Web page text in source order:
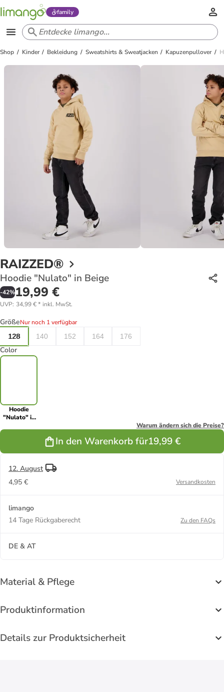
family
Shop Kinder Bekleidung Sweatshirts & Sweatjacken Kapuzenpullover
RAIZZED®
Hoodie "Nulato" in Beige
-42%19,99 €
UVP: 34,99 €* inkl. MwSt.
GrößeNur noch 1 verfügbar
128
140 152 164 176
Color
Hoodie
"Nulato" in
Warum ändern sich die Preise?
In den Warenkorb für19,99 €
12. August
4,95 €
Versandkosten
limango
14 Tage Rückgaberecht
Zu den FAQs
DE & AT
Material & Pflege
Produktinformation
Details zur Produktsicherheit